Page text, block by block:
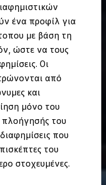
ένα προφίλ για
με βάση τη
ώστε να τους
Οι
από
και
μόνο του
πλοήγησής του
που
του
στοχευμένες.
Φόρτισης
και Τεχνικά μέτρα
λυχνίες
εγχειρίδιο
Click@Service
Επαγγελματικών
Volkswagen